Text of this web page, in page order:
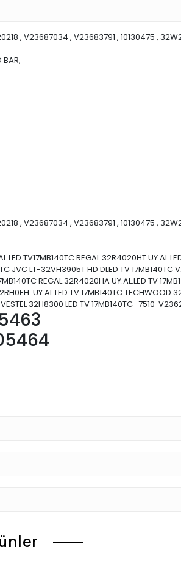
, V23687034 , V23683791 , 10130475 ,
, V23687034 , V23683791 , 10130475 ,
TV17MB140TC REGAL 32R4020HT
JVC LT-32VH3905T HD DLED TV
REGAL 32R4020HA UY.AL.LED TV
UY.AL LED TV 17MB140TC
32H8300 LED TV 17MB140TC 7510